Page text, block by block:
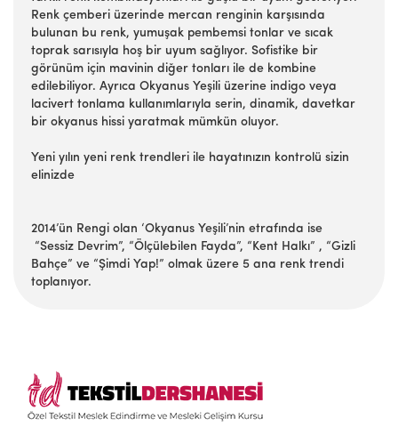
Renk çemberi üzerinde mercan renginin karşısında
bulunan bu renk, yumuşak pembemsi tonlar ve sıcak
toprak sarısıyla hoş bir uyum sağlıyor. Sofistike bir
görünüm için mavinin diğer tonları ile de kombine
edilebiliyor. Ayrıca Okyanus Yeşili üzerine indigo veya
lacivert tonlama kullanımlarıyla serin, dinamik, davetkar
bir okyanus hissi yaratmak mümkün oluyor.
Yeni yılın yeni renk trendleri ile hayatınızın kontrolü sizin
elinizde
2014’ün Rengi olan ‘Okyanus Yeşili’nin etrafında ise
“Sessiz Devrim”, “Ölçülebilen Fayda”, “Kent Halkı” , “Gizli
Bahçe” ve “Şimdi Yap!” olmak üzere 5 ana renk trendi
toplanıyor.